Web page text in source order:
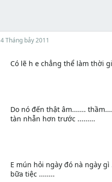
4 Tháng bảy 2011
Có lẽ h e chẳng thể làm thời
Do nó đến thật âm.......
tàn nhẫn hơn trước .........
E mún hỏi ngày đó nà ngày
bữa tiệc ........